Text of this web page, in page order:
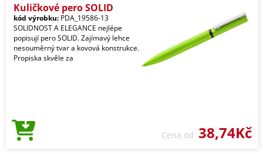
Kuličkové pero SOLID
kód výrobku: PDA_19586-13
SOLIDNOST A ELEGANCE nejlépe
popisují pero SOLID. Zajímavý lehce
nesouměrný tvar a kovová konstrukce.
Propiska skvěle za
Cena od 38,74Kč